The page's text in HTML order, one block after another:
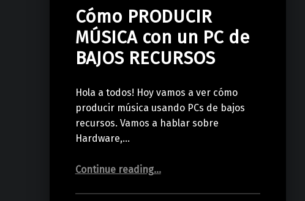
Cómo PRODUCIR
MÚSICA con un PC de
BAJOS RECURSOS
Hola a todos! Hoy vamos a ver cómo
producir música usando PCs de bajos
recursos. Vamos a hablar sobre
Hardware,…
Continue reading“Cómo PRODUCIR MÚSICA con un PC de BAJOS RECURSOS”
…